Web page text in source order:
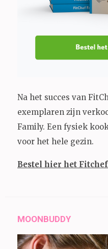
Na het succes van
exemplaren zijn
Family. Een fysiek
voor het hele gezin.
Bestel hier het
MOONBUDDY